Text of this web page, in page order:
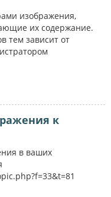
изображения,
их содержание.
тем зависит от
к
в ваших